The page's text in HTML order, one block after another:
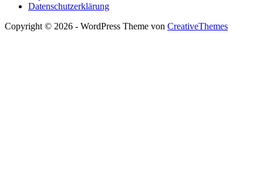
Datenschutzerklärung
Copyright © 2026 - WordPress Theme von CreativeThemes